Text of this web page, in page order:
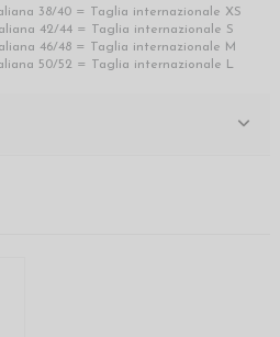
38/40 = Taglia internazionale XS
42/44 = Taglia internazionale S
46/48 = Taglia internazionale M
50/52 = Taglia internazionale L